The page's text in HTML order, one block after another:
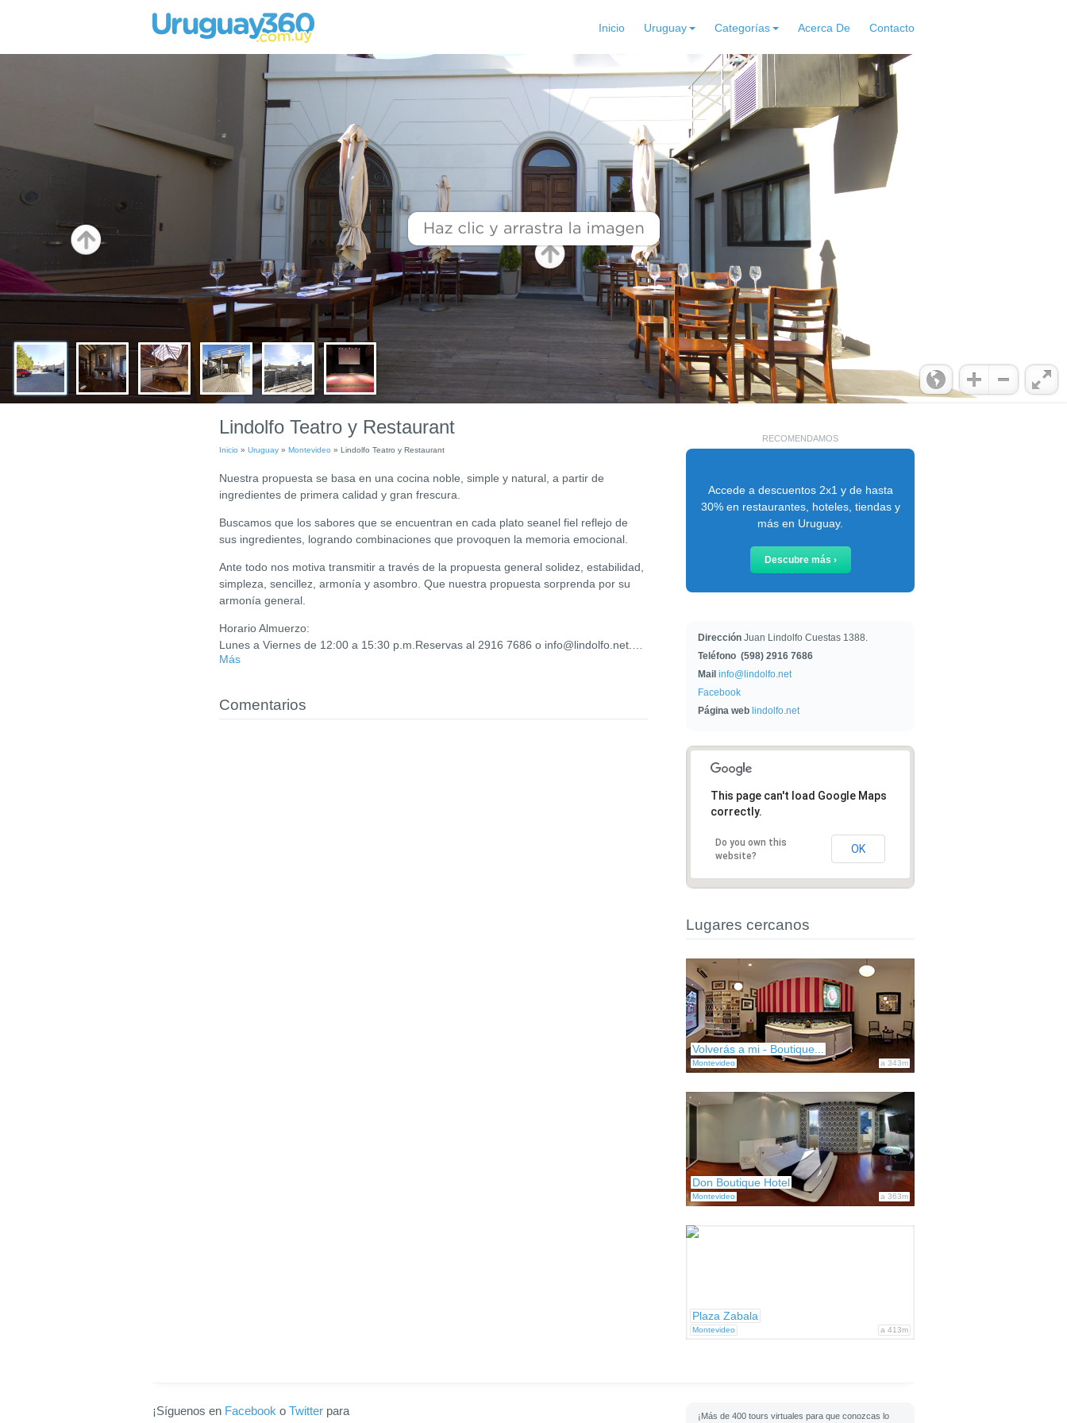
Inicio Uruguay Categorías Acerca De Contacto
Lindolfo Teatro y Restaurant
Inicio » Uruguay » Montevideo » Lindolfo Teatro y Restaurant
Nuestra propuesta se basa en una cocina noble, simple y natural, a partir de
ingredientes de primera calidad y gran frescura.
Buscamos que los sabores que se encuentran en cada plato seanel fiel reflejo de
sus ingredientes, logrando combinaciones que provoquen la memoria emocional.
Ante todo nos motiva transmitir a través de la propuesta general solidez, estabilidad,
simpleza, sencillez, armonía y asombro. Que nuestra propuesta sorprenda por su
armonía general.
Horario Almuerzo:
Lunes a Viernes de 12:00 a 15:30 p.m.Reservas al 2916 7686 o info@lindolfo.net.
Más
Comentarios
RECOMENDAMOS
Accede a descuentos 2x1 y de hasta
30% en restaurantes, hoteles, tiendas y
más en Uruguay.
Descubre más ›
Dirección Juan Lindolfo Cuestas 1388.
Teléfono (598) 2916 7686
Mail info@lindolfo.net
Facebook
Página web lindolfo.net
This page can't load Google Maps
correctly.
Do you own this
website?
OK
Lugares cercanos
Montevideo
Volverás a mi - Boutique...
a 343m
Montevideo
Don Boutique Hotel
a 363m
Montevideo
Plaza Zabala
a 413m
¡Síguenos en Facebook o Twitter para
¡Más de 400 tours virtuales para que conozcas lo